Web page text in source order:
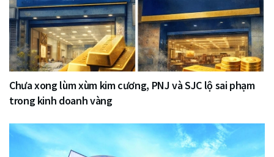
Chưa xong lùm xùm kim cương, PNJ và SJC lộ sai phạm
trong kinh doanh vàng